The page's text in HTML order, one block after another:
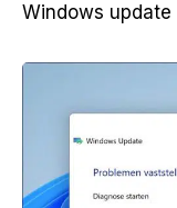
Windows update